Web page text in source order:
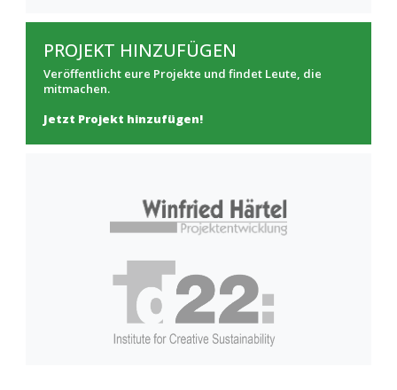
PROJEKT HINZUFÜGEN
Veröffentlicht eure Projekte und findet Leute, die
mitmachen.
Jetzt Projekt hinzufügen!